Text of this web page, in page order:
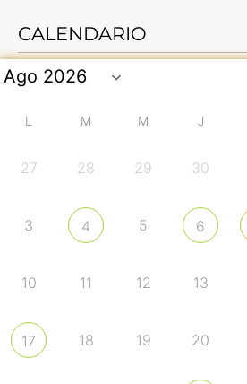
CALENDARIO
L M M J
27 28 29 30
3 4 5 6
10 11 12 13
17 18 19 20